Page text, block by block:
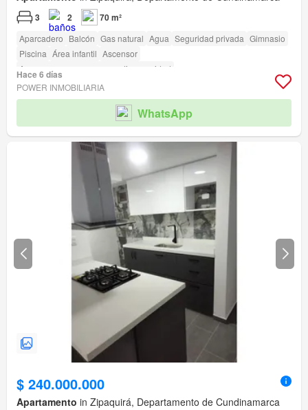
3 2 70 m²
Aparcadero Balcón Gas natural Agua Seguridad privada Gimnasio
Piscina Área infantil Ascensor
Acceso para personas con discapacidad
Hace 6 días
POWER INMOBILIARIA
WhatsApp
$ 240.000.000
Apartamento in Zipaquirá, Departamento de Cundinamarca